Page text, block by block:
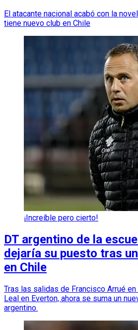
El atacante nacional acabó con la
tiene nuevo club en Chile
¡Increíble pero cierto!
DT argentino de la
dejaría su puesto tras
en Chile
Tras las salidas de Francisco Arrué
Leal en Everton, ahora se suma un
argentino.